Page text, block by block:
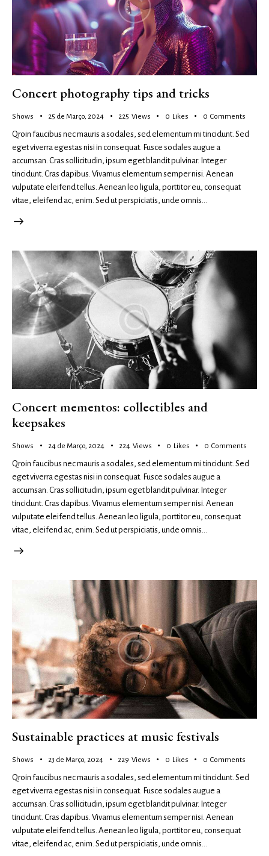
Concert photography tips and tricks
Shows 25 de Março, 2024 225 Views 0 Likes 0 Comments
Qroin faucibus nec mauris a sodales, sed elementum mi tincidunt. Sed
eget viverra egestas nisi in consequat. Fusce sodales augue a
accumsan. Cras sollicitudin, ipsum eget blandit pulvinar. Integer
tincidunt. Cras dapibus. Vivamus elementum semper nisi. Aenean
vulputate eleifend tellus. Aenean leo ligula, porttitor eu, consequat
vitae, eleifend ac, enim. Sed ut perspiciatis, unde omnis…
Concert mementos: collectibles and
keepsakes
Shows 24 de Março, 2024 224 Views 0 Likes 0 Comments
Qroin faucibus nec mauris a sodales, sed elementum mi tincidunt. Sed
eget viverra egestas nisi in consequat. Fusce sodales augue a
accumsan. Cras sollicitudin, ipsum eget blandit pulvinar. Integer
tincidunt. Cras dapibus. Vivamus elementum semper nisi. Aenean
vulputate eleifend tellus. Aenean leo ligula, porttitor eu, consequat
vitae, eleifend ac, enim. Sed ut perspiciatis, unde omnis…
Sustainable practices at music festivals
Shows 23 de Março, 2024 229 Views 0 Likes 0 Comments
Qroin faucibus nec mauris a sodales, sed elementum mi tincidunt. Sed
eget viverra egestas nisi in consequat. Fusce sodales augue a
accumsan. Cras sollicitudin, ipsum eget blandit pulvinar. Integer
tincidunt. Cras dapibus. Vivamus elementum semper nisi. Aenean
vulputate eleifend tellus. Aenean leo ligula, porttitor eu, consequat
vitae, eleifend ac, enim. Sed ut perspiciatis, unde omnis…